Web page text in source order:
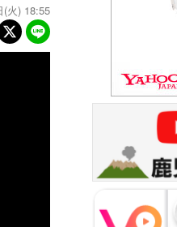
(火) 18:55